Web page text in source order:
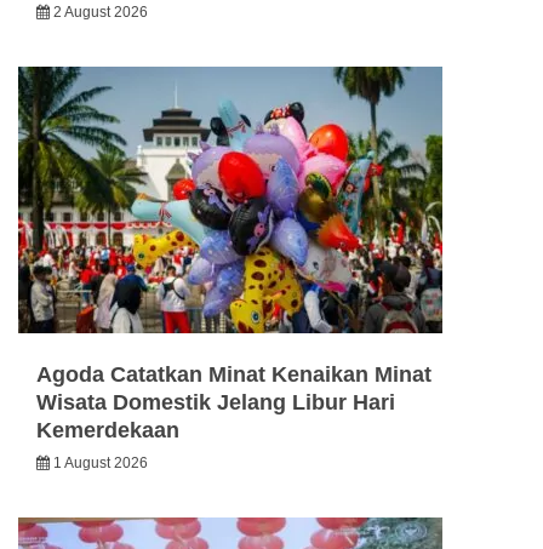
2 August 2026
Agoda Catatkan Minat Kenaikan Minat
Wisata Domestik Jelang Libur Hari
Kemerdekaan
1 August 2026